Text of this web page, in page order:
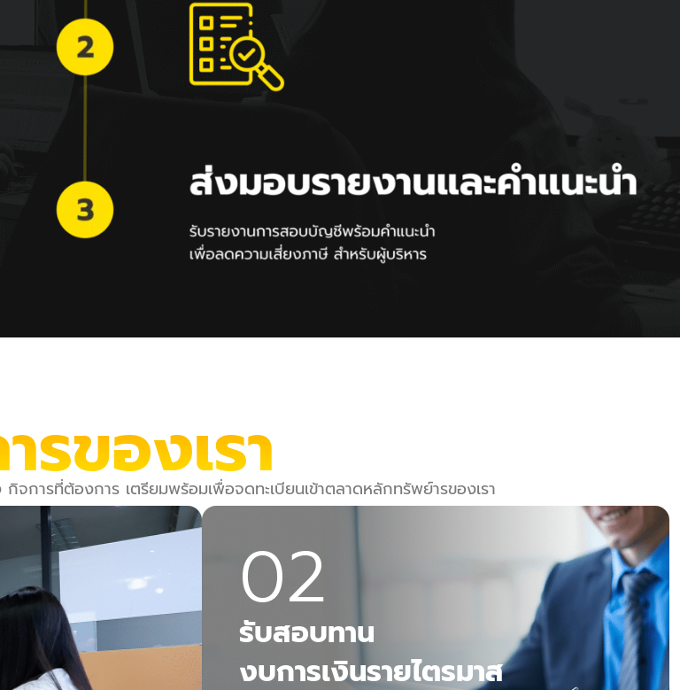
รของเรา
จการที่ต้องการ เตรียมพร้อมเพื่อจดทะเบียนเข้าตลาดหลักทรัพย์ารของเรา
02
รับสอบทาน
งบการเงินรายไตรมาส